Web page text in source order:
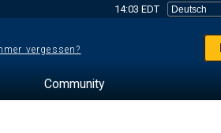
14:03 EDT
vergessen?
Community